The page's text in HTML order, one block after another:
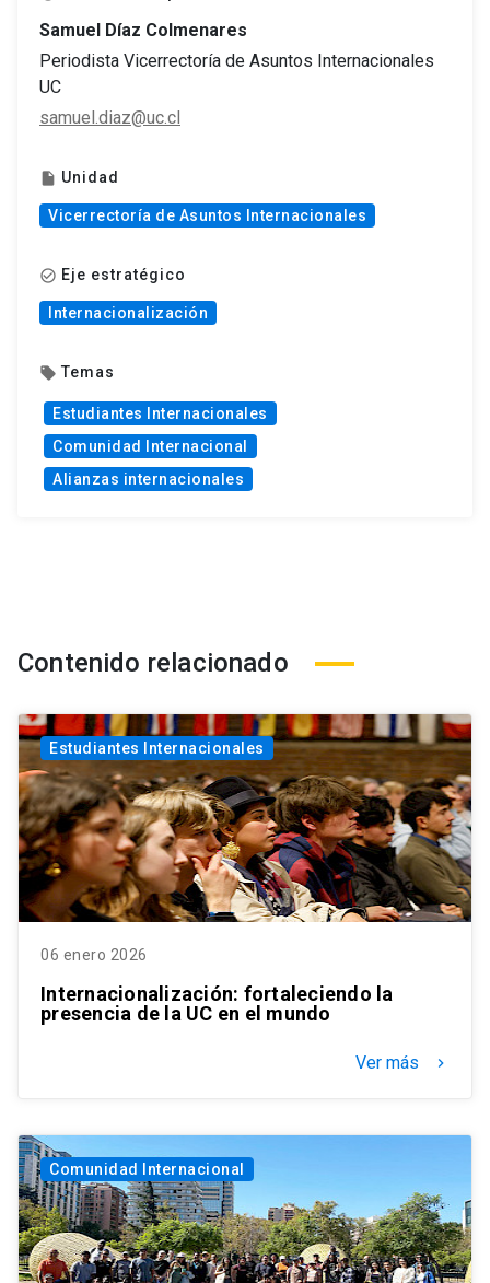
Samuel Díaz Colmenares
Periodista Vicerrectoría de Asuntos Internacionales
UC
samuel.diaz@uc.cl
insert_drive_file Unidad
Vicerrectoría de Asuntos Internacionales
check_circle_outline Eje estratégico
Internacionalización
local_offer Temas
Estudiantes Internacionales
Comunidad Internacional
Alianzas internacionales
Contenido relacionado
Estudiantes Internacionales
06 enero 2026
Internacionalización: fortaleciendo la
presencia de la UC en el mundo
Ver más keyboard_arrow_right
Comunidad Internacional